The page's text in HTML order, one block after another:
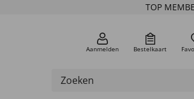
TOP
Aanmelden Bestelkaart